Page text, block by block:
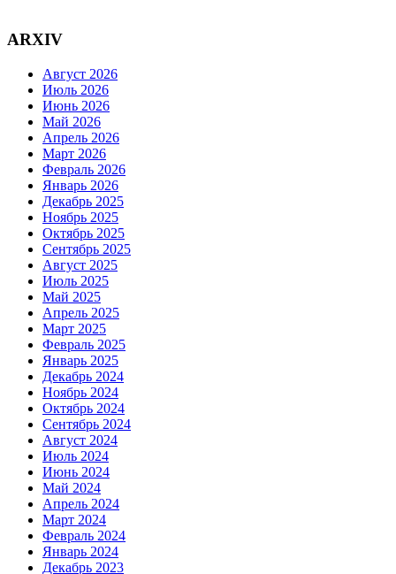
ARXIV
Август 2026
Июль 2026
Июнь 2026
Май 2026
Апрель 2026
Март 2026
Февраль 2026
Январь 2026
Декабрь 2025
Ноябрь 2025
Октябрь 2025
Сентябрь 2025
Август 2025
Июль 2025
Май 2025
Апрель 2025
Март 2025
Февраль 2025
Январь 2025
Декабрь 2024
Ноябрь 2024
Октябрь 2024
Сентябрь 2024
Август 2024
Июль 2024
Июнь 2024
Май 2024
Апрель 2024
Март 2024
Февраль 2024
Январь 2024
Декабрь 2023